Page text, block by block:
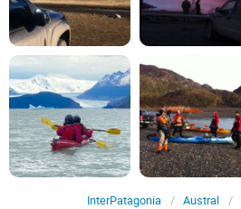
InterPatagonia Austral